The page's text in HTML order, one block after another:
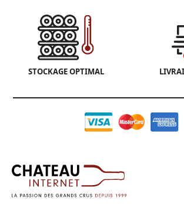
STOCKAGE OPTIMAL